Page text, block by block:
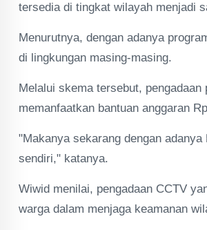
tersedia di tingkat wilayah menjadi
Menurutnya, dengan adanya
di lingkungan masing-masing.
Melalui skema tersebut,
memanfaatkan bantuan anggaran
"Makanya sekarang dengan
sendiri," katanya.
Wiwid menilai, pengadaan CCTV
warga dalam menjaga keamanan